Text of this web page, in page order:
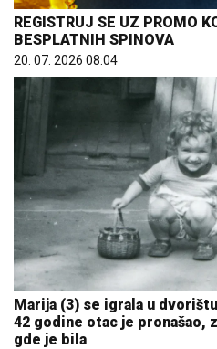
REGISTRUJ SE UZ PROMO
BESPLATNIH SPINOVA
20. 07. 2026 08:04
Marija (3) se igrala u
42 godine otac je pronašao,
gde je bila